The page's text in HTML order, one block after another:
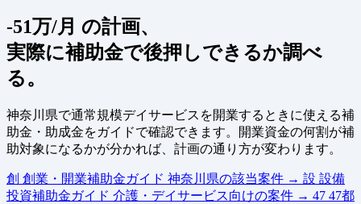
-51万/月 の計画、
実際に補助金で後押しできるか調べ
る。
神奈川県で通常規模デイサービスを開業するときに使える補
助金・助成金をガイドで確認できます。開業資金の何割が補
助対象になるかが分かれば、計画の通り方が変わります。
創 創業・開業補助金ガイド 神奈川県の該当案件 → 設 設備
投資補助金ガイド 介護・デイサービス向けの案件 → 47 47都